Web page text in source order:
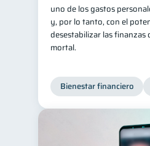
uno de los gastos
y, por lo tanto, con el
desestabilizar las finanzas
mortal.
Bienestar financiero